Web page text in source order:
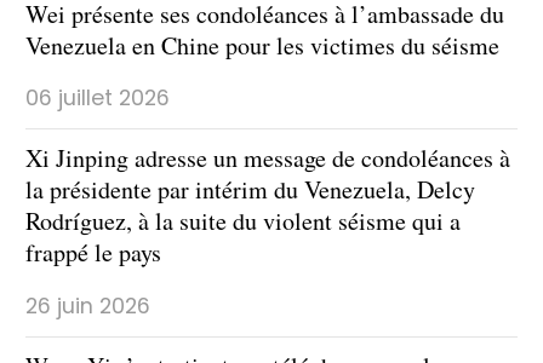
Wei présente ses condoléances à l’ambassade du
Venezuela en Chine pour les victimes du séisme
06 juillet 2026
Xi Jinping adresse un message de condoléances à
la présidente par intérim du Venezuela, Delcy
Rodríguez, à la suite du violent séisme qui a
frappé le pays
26 juin 2026